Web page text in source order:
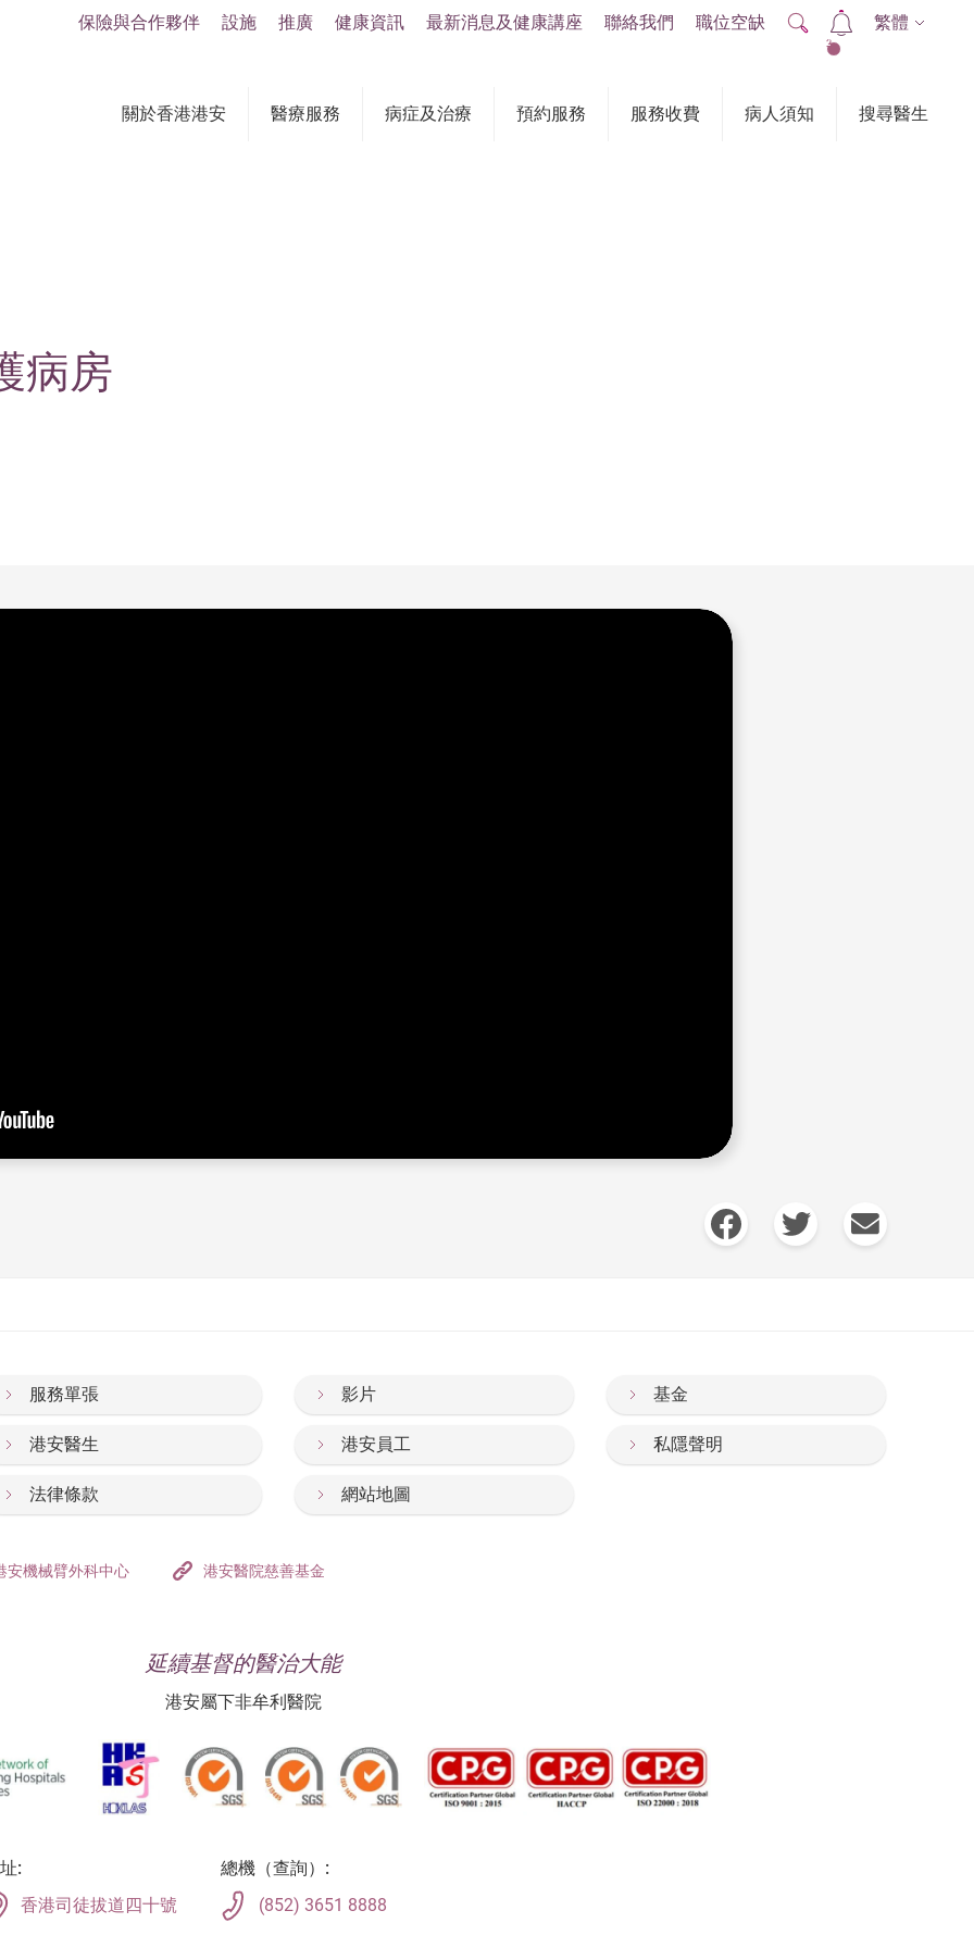
關於香港港安 醫療服務 病症及治療 預約服務 服務收費 病人須知 搜尋醫生
保險與合作夥伴 設施 推廣 健康資訊 最新消息及健康講座 聯絡我們 職位空缺
2
繁體
病房
服務單張 影片 基金
港安醫生 港安員工 私隱聲明
法律條款 網站地圖
安機械臂外科中心 港安醫院慈善基金
延續基督的醫治大能
港安屬下非牟利醫院
:
香港司徒拔道四十號
總機（查詢）:
(852) 3651 8888